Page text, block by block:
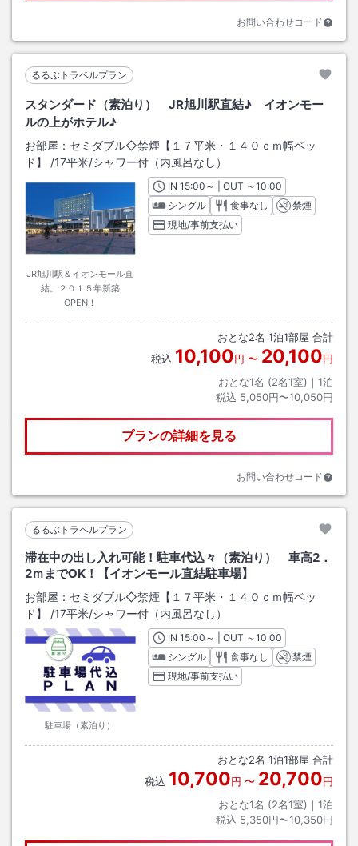
お問い合わせコード
るるぶトラベルプラン
スタンダード（素泊り） JR旭川駅直結♪ イオンモー
ルの上がホテル♪
お部屋： セミダブル◇禁煙【１７平米・１４０ｃｍ幅ベッ
ド】
/17平米/シャワー付（内風呂なし）
JR旭川駅＆イオンモール直
結。２０１５年新築
OPEN！
INチェックイン
15:00 ～ | OUT チェックアウト
～10:00
シングル
食事なし
禁煙
現地/事前支払い
おとな2名 1泊1部屋 合計
税込 10,100円 〜 20,100円
おとな1名 (2名1室)｜ 1泊
税込 5,050円〜10,050円
プランの詳細を見る
お問い合わせコード
るるぶトラベルプラン
滞在中の出し入れ可能！駐車代込々（素泊り） 車高2．
2ｍまでOK！【イオンモール直結駐車場】
お部屋： セミダブル◇禁煙【１７平米・１４０ｃｍ幅ベッ
ド】
/17平米/シャワー付（内風呂なし）
駐車場（素泊り）
INチェックイン
15:00 ～ | OUT チェックアウト
～10:00
シングル
食事なし
禁煙
現地/事前支払い
おとな2名 1泊1部屋 合計
税込 10,700円 〜 20,700円
おとな1名 (2名1室)｜ 1泊
税込 5,350円〜10,350円